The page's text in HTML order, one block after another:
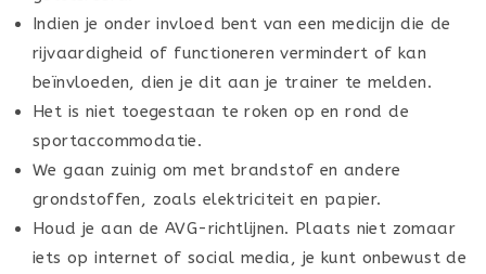
Indien je onder invloed bent van een medicijn die de
rijvaardigheid of functioneren vermindert of kan
beïnvloeden, dien je dit aan je trainer te melden.
Het is niet toegestaan te roken op en rond de
sportaccommodatie.
We gaan zuinig om met brandstof en andere
grondstoffen, zoals elektriciteit en papier.
Houd je aan de AVG-richtlijnen. Plaats niet zomaar
iets op internet of social media, je kunt onbewust de